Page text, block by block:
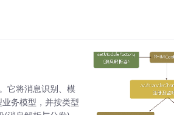
它将消息识别、模
务模型，并按类型